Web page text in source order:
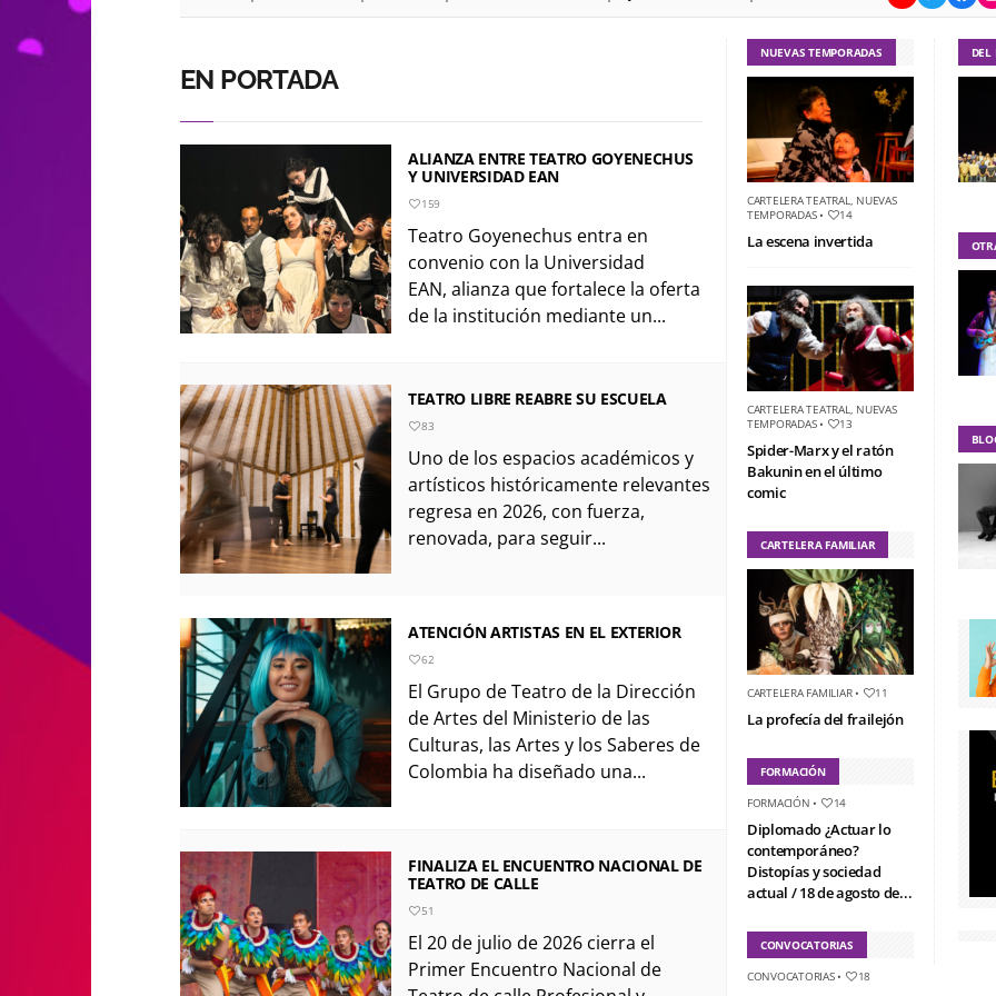
EN PORTADA
ALIANZA ENTRE TEATRO GOYENECHUS
Y UNIVERSIDAD EAN
159
Teatro Goyenechus entra en
convenio con la Universidad
EAN, alianza que fortalece la oferta
de la institución mediante un...
TEATRO LIBRE REABRE SU ESCUELA
83
Uno de los espacios académicos y
artísticos históricamente relevantes
regresa en 2026, con fuerza,
renovada, para seguir...
ATENCIÓN ARTISTAS EN EL EXTERIOR
62
El Grupo de Teatro de la Dirección
de Artes del Ministerio de las
Culturas, las Artes y los Saberes de
Colombia ha diseñado una...
FINALIZA EL ENCUENTRO NACIONAL DE
TEATRO DE CALLE
51
El 20 de julio de 2026 cierra el
Primer Encuentro Nacional de
NUEVAS TEMPORADAS
CARTELERA TEATRAL, NUEVAS
TEMPORADAS• 14
La escena invertida
CARTELERA TEATRAL, NUEVAS
TEMPORADAS• 13
Spider-Marx y el ratón
Bakunin en el último
comic
CARTELERA FAMILIAR
CARTELERA FAMILIAR• 11
La profecía del frailejón
FORMACIÓN
FORMACIÓN • 14
Diplomado ¿Actuar lo
contemporáneo?
Distopías y sociedad
actual / 18 de agosto de...
CONVOCATORIAS
CONVOCATORIAS• 18